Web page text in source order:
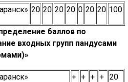
20 20 20 20 0 20 20 100
баллов по
входных групп пандусами
+ + + + 20